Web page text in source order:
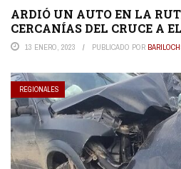
ARDIÓ UN AUTO EN LA
CERCANÍAS DEL CRUCE A
13 ENERO, 2023 PUBLICADO POR
REGIONALES